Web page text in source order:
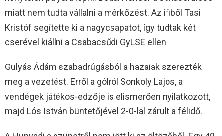
miatt nem tudta vállalni a mérkőzést. Az ifiből Tasi
Kristóf segítette ki a nagycsapatot, így tudtak két
cserével kiállni a Csabacsűdi GyLSE ellen.
Gulyás Ádám szabadrúgásból a hazaiak szerezték
meg a vezetést. Erről a gólról Sonkoly Lajos, a
vendégek játékos-edzője is elismerően nyilatkozott,
majd Lós István büntetőjével 2-0-lal zárult a félidő.